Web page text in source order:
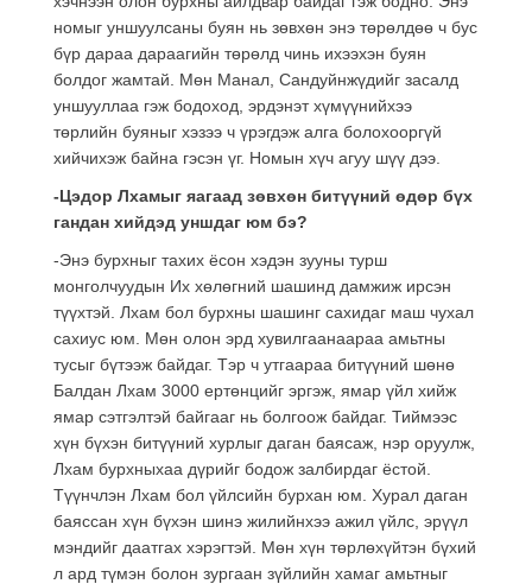
номыг уншуулсаны буян нь зөвхөн энэ төрөлдөө ч бус
бүр дараа дараагийн төрөлд чинь ихээхэн буян
болдог жамтай. Мөн Манал, Сандуйнжүдийг засалд
уншууллаа гэж бодоход, эрдэнэт хүмүүнийхээ
төрлийн буяныг хэзээ ч үрэгдэж алга болохооргүй
хийчихэж байна гэсэн үг. Номын хүч агуу шүү дээ.
-Цэдор Лхамыг яагаад зөвхөн битүүний өдөр бүх
гандан хийдэд уншдаг юм бэ?
-Энэ бурхныг тахих ёсон хэдэн зууны турш
монголчуудын Их хөлөгний шашинд дамжиж ирсэн
түүхтэй. Лхам бол бурхны шашинг сахидаг маш чухал
сахиус юм. Мөн олон эрд хувилгаанаараа амьтны
тусыг бүтээж байдаг. Тэр ч утгаараа битүүний шөнө
Балдан Лхам 3000 ертөнцийг эргэж, ямар үйл хийж
ямар сэтгэлтэй байгааг нь болгоож байдаг. Тиймээс
хүн бүхэн битүүний хурлыг даган баясаж, нэр оруулж,
Лхам бурхныхаа дүрийг бодож залбирдаг ёстой.
Түүнчлэн Лхам бол үйлсийн бурхан юм. Хурал даган
баяссан хүн бүхэн шинэ жилийнхээ ажил үйлс, эрүүл
мэндийг даатгах хэрэгтэй. Мөн хүн төрлөхүйтэн бүхий
л ард түмэн болон зургаан зүйлийн хамаг амьтныг